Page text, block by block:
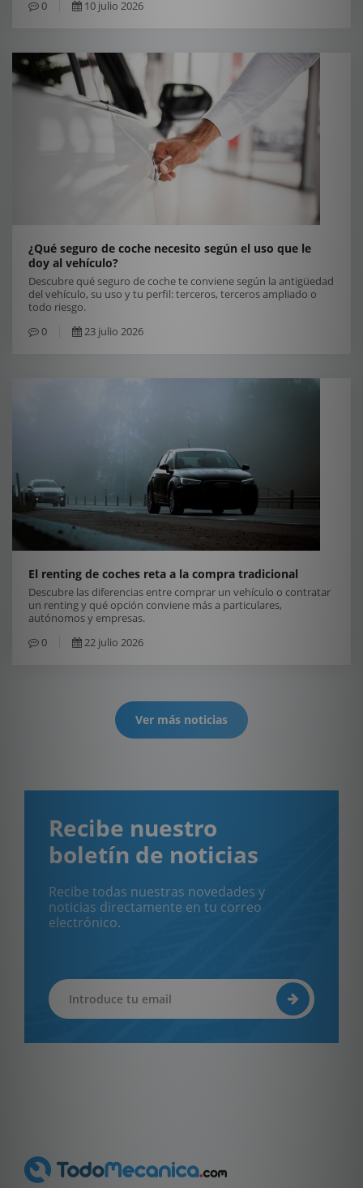
0
10 julio 2026
¿Qué seguro de coche necesito según el uso que le
doy al vehículo?
Descubre qué seguro de coche te conviene según la antigüedad
del vehículo, su uso y tu perfil: terceros, terceros ampliado o
todo riesgo.
0
23 julio 2026
El renting de coches reta a la compra tradicional
Descubre las diferencias entre comprar un vehículo o contratar
un renting y qué opción conviene más a particulares,
autónomos y empresas.
0
22 julio 2026
Ver más noticias
Recibe nuestro
boletín de noticias
Recibe todas nuestras novedades y
noticias directamente en tu correo
electrónico.